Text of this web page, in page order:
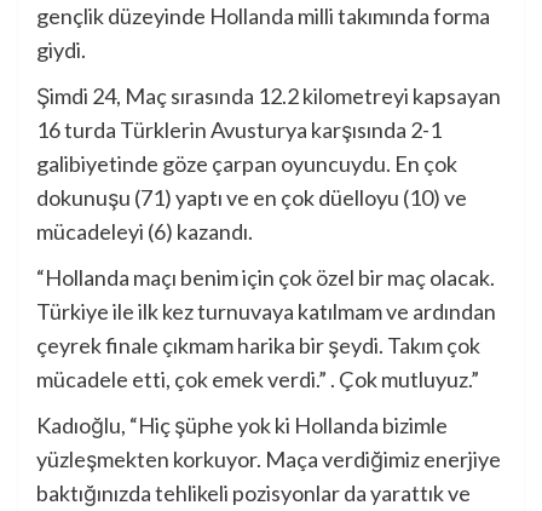
gençlik düzeyinde Hollanda milli takımında forma
giydi.
Şimdi 24, Maç sırasında 12.2 kilometreyi kapsayan
16 turda Türklerin Avusturya karşısında 2-1
galibiyetinde göze çarpan oyuncuydu. En çok
dokunuşu (71) yaptı ve en çok düelloyu (10) ve
mücadeleyi (6) kazandı.
“Hollanda maçı benim için çok özel bir maç olacak.
Türkiye ile ilk kez turnuvaya katılmam ve ardından
çeyrek finale çıkmam harika bir şeydi. Takım çok
mücadele etti, çok emek verdi.” . Çok mutluyuz.”
Kadıoğlu, “Hiç şüphe yok ki Hollanda bizimle
yüzleşmekten korkuyor. Maça verdiğimiz enerjiye
baktığınızda tehlikeli pozisyonlar da yarattık ve